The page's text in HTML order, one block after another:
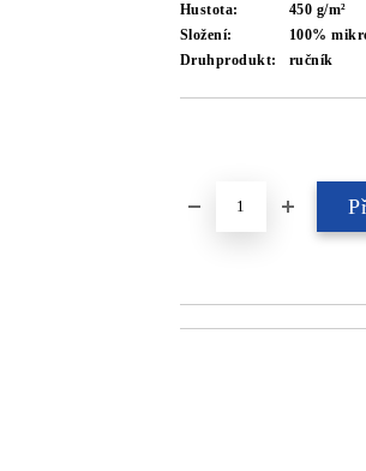
Hustota:
450 g/m²
Složení:
100%
Druhprodukt:
ručník